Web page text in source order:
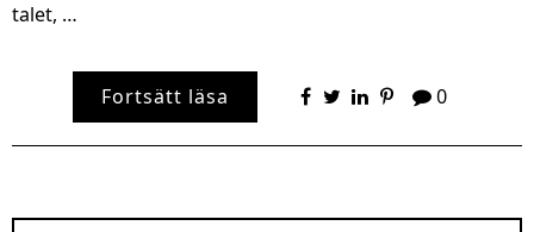
talet, …
Fortsätt läsa 0